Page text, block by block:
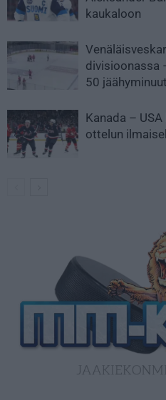
kaukaloon
divisioonassa
50
Kanada –
ottelun